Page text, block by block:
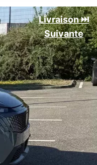
Livraison ⏭️
Suivante️